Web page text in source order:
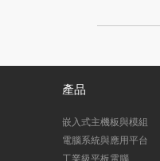
產品
嵌入式主機板與模組
電腦系統與應用平台
工業級平板電腦